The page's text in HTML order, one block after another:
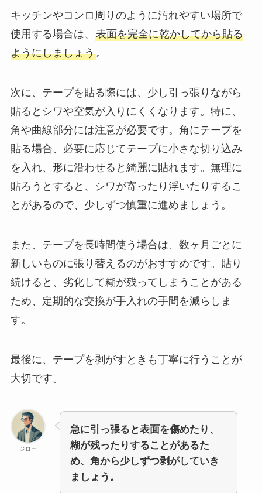
キッチンやコンロ周りのように汚れやすい場所で
使用する場合は、 表面を完全に乾かしてから貼る
ようにしましょう。
次に、テープを貼る際には、少し引っ張りながら
貼るとシワや空気が入りにくくなります。特に、
角や曲線部分には注意が必要です。角にテープを
貼る場合、必要に応じてテープに小さな切り込み
を入れ、形に沿わせると綺麗に貼れます。無理に
貼ろうとすると、シワが寄ったり浮いたりするこ
とがあるので、少しずつ慎重に進めましょう。
また、テープを長時間使う場合は、数ヶ月ごとに
新しいものに張り替えるのがおすすめです。貼り
続けると、劣化して糊が残ってしまうことがある
ため、定期的な交換が手入れの手間を減らしま
す。
最後に、テープを剥がすときも丁寧に行うことが
大切です。
ジロー
急に引っ張ると表面を傷めたり、
糊が残ったりすることがあるた
め、角から少しずつ剥がしていき
ましょう。